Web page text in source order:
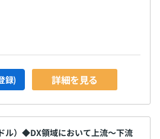
録) 詳細を見る
ル）◆DX領域において上流～下流